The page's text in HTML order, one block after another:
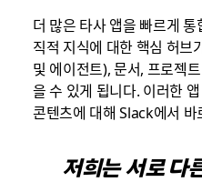
더 많은 타사 앱을 빠르게
직적 지식에 대한 핵심 허브
및 에이전트), 문서, 프로젝
을 수 있게 됩니다. 이러한
콘텐츠에 대해 Slack에서
저희는 서로 다